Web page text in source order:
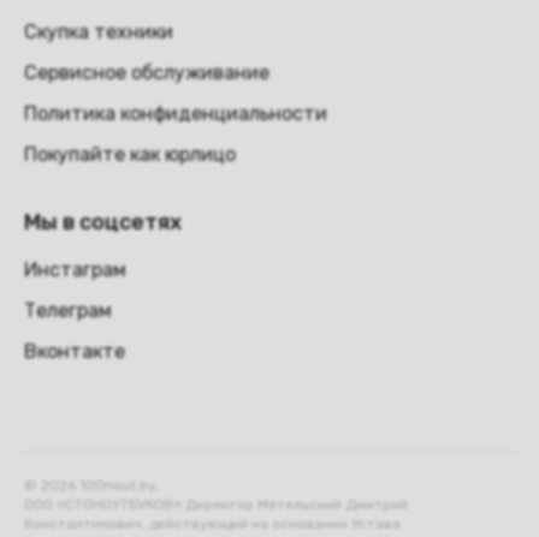
Скупка техники
Сервисное обслуживание
Политика конфиденциальности
Покупайте как юрлицо
Мы в соцсетях
Инстаграм
Телеграм
Вконтакте
ООО «СТОНОУТБУКОВ» Директор Метельский Дмитрий
Константинович, действующий на основании Устава.